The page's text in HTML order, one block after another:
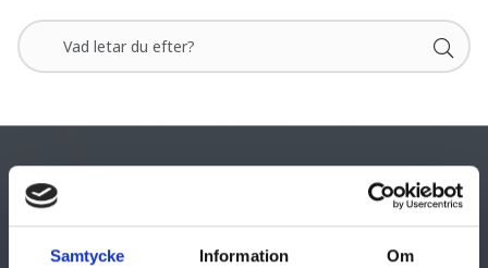
Samtycke Information Om